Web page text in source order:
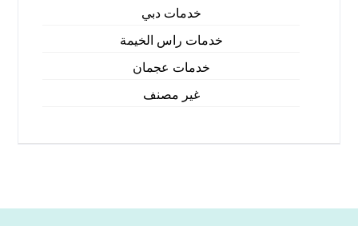
خدمات دبي
خدمات راس الخيمة
خدمات عجمان
غير مصنف